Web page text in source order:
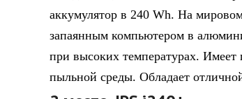
аккумулятор в 240 Wh. На
запаянным компьютером в
при высоких температурах.
пыльной среды. Обладает